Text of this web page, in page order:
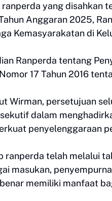
ranperda yang disahkan
Anggaran 2025,
Kemasyarakatan di
Ranperda tentang
17 Tahun 2016
Wirman, persetujuan
dalam
penyelenggaraan
ranperda telah melalui
masukan,
memiliki manfaat